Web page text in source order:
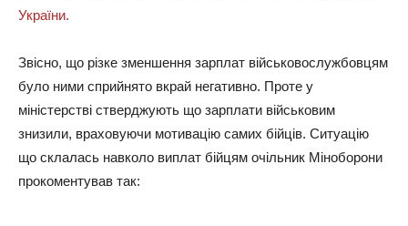
України.
Звісно, що різке зменшення зарплат військовослужбовцям
було ними сприйнято вкрай негативно. Проте у
міністерстві стверджують що зарплати військовим
знизили, враховуючи мотивацію самих бійців. Ситуацію
що склалась навколо виплат бійцям очільник Міноборони
прокоментував так: